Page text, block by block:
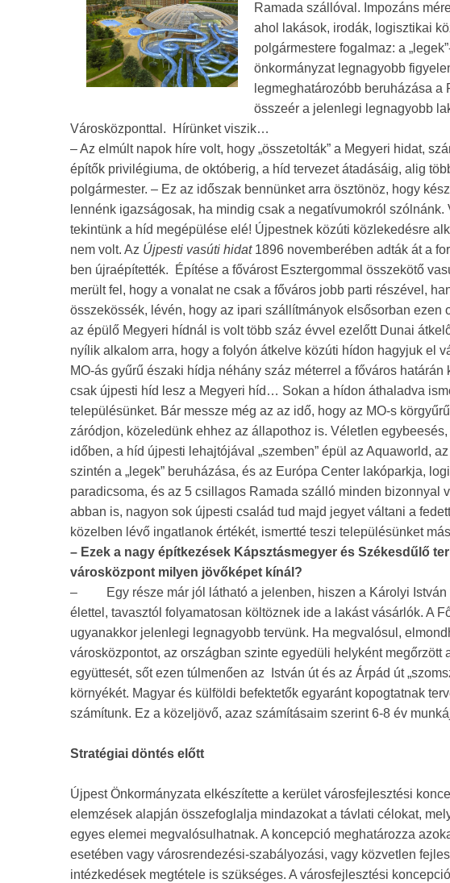
Ramada szállóval. Impozáns
ahol lakások, irodák, logisztikai
polgármestere fogalmaz: a
önkormányzat legnagyobb
legmeghatározóbb beruházása
összeér a jelenlegi legnagyobb
Városközponttal. Hírünket viszik…
– Az elmúlt napok híre volt, hogy „összetolták” a Megyeri hidat,
építők privilégiuma, de októberig, a híd tervezet átadásáig, alig
polgármester. – Ez az időszak bennünket arra ösztönöz, hogy
lennénk igazságosak, ha mindig csak a negatívumokról szólnánk.
tekintünk a híd megépülése elé! Újpestnek közúti közlekedésre
nem volt. Az Újpesti vasúti hidat1896 novemberében adták át a
ben újraépítették. Építése a fővárost Esztergommal összekötő
merült fel, hogy a vonalat ne csak a főváros jobb parti részével,
összekössék, lévén, hogy az ipari szállítmányok elsősorban ezen
az épülő Megyeri hídnál is volt több száz évvel ezelőtt Dunai
nyílik alkalom arra, hogy a folyón átkelve közúti hídon hagyjuk el
MO-ás gyűrű északi hídja néhány száz méterrel a főváros határán
csak újpesti híd lesz a Megyeri híd… Sokan a hídon áthaladva
településünket. Bár messze még az az idő, hogy az MO-s
záródjon, közeledünk ehhez az állapothoz is. Véletlen
időben, a híd újpesti lehajtójával „szemben” épül az Aquaworld,
szintén a „legek” beruházása, és az Európa Center lakóparkja,
paradicsoma, és az 5 csillagos Ramada szálló minden bizonnyal
abban is, nagyon sok újpesti család tud majd jegyet váltani a
közelben lévő ingatlanok értékét, ismertté teszi településünket
– Ezek a nagy építkezések Kápsztásmegyer és Székesdűlő
városközpont milyen jövőképet kínál?
–
Egy része már jól látható a jelenben, hiszen a Károlyi
élettel, tavasztól folyamatosan költöznek ide a lakást vásárlók. A
ugyanakkor jelenlegi legnagyobb tervünk. Ha megvalósul,
városközpontot, az országban szinte egyedüli helyként megőrzött
együttesét, sőt ezen túlmenően az István út és az Árpád út
környékét. Magyar és külföldi befektetők egyaránt kopogtatnak
számítunk. Ez a közeljövő, azaz számításaim szerint 6-8 év
Stratégiai döntés előtt
Újpest Önkormányzata elkészítette a kerület városfejlesztési
elemzések alapján összefoglalja mindazokat a távlati célokat,
egyes elemei megvalósulhatnak. A koncepció meghatározza
esetében vagy városrendezési-szabályozási, vagy közvetlen
intézkedések megtétele is szükséges. A városfejlesztési